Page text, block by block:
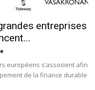
entreprises
européens s’associent afin
de la finance durable